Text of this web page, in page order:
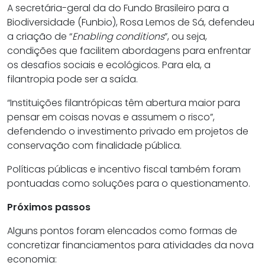
A secretária-geral da do Fundo Brasileiro para a
Biodiversidade (Funbio), Rosa Lemos de Sá, defendeu
a criação de “Enabling conditions”, ou seja,
condições que facilitem abordagens para enfrentar
os desafios sociais e ecológicos. Para ela, a
filantropia pode ser a saída.
“Instituições filantrópicas têm abertura maior para
pensar em coisas novas e assumem o risco”,
defendendo o investimento privado em projetos de
conservação com finalidade pública.
Políticas públicas e incentivo fiscal também foram
pontuadas como soluções para o questionamento.
Próximos passos
Alguns pontos foram elencados como formas de
concretizar financiamentos para atividades da nova
economia: